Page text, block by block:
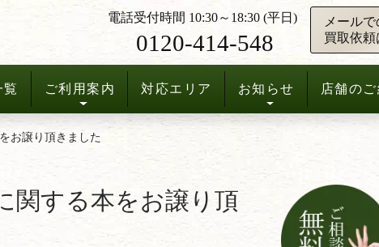
覧 ご利用案内 対応エリア お知らせ 店舗のご
電話受付時間 10:30～18:30 (平日)
0120-414-548
メール
買取依頼
お譲り頂きました
関する本をお譲り頂